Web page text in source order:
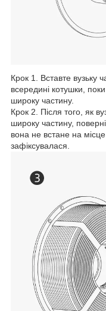
Крок 1. Вставте вузьку
всередині котушки,
широку частину.
Крок 2. Після того, як
широку частину,
вона не встане на
зафіксувалася.